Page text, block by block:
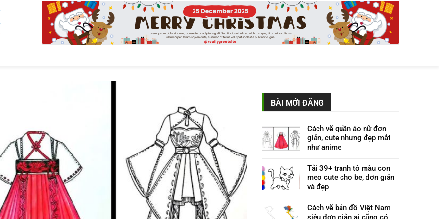
BÀI MỚI ĐĂNG
Cách vẽ quần áo nữ đơn
giản, cute nhưng đẹp mắt
như anime
Tải 39+ tranh tô màu con
mèo cute cho bé, đơn giản
và đẹp
Cách vẽ bản đồ Việt Nam
siêu đơn giản ai cũng có